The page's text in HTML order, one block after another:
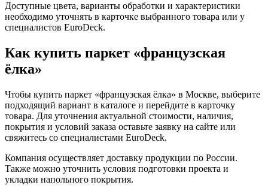
Доступные цвета, варианты обработки и характеристики
необходимо уточнять в карточке выбранного товара или у
специалистов EuroDeck.
Как купить паркет «французская
ёлка»
Чтобы купить паркет «французская ёлка» в Москве, выберите
подходящий вариант в каталоге и перейдите в карточку
товара. Для уточнения актуальной стоимости, наличия,
покрытия и условий заказа оставьте заявку на сайте или
свяжитесь со специалистами EuroDeck.
Компания осуществляет доставку продукции по России.
Также можно уточнить условия подготовки проекта и
укладки напольного покрытия.